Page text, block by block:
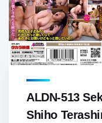
ALDN-513
Shiho